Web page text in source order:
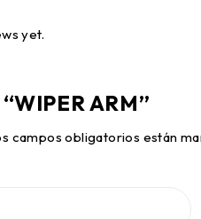
yet.
ARM”
campos obligatorios están